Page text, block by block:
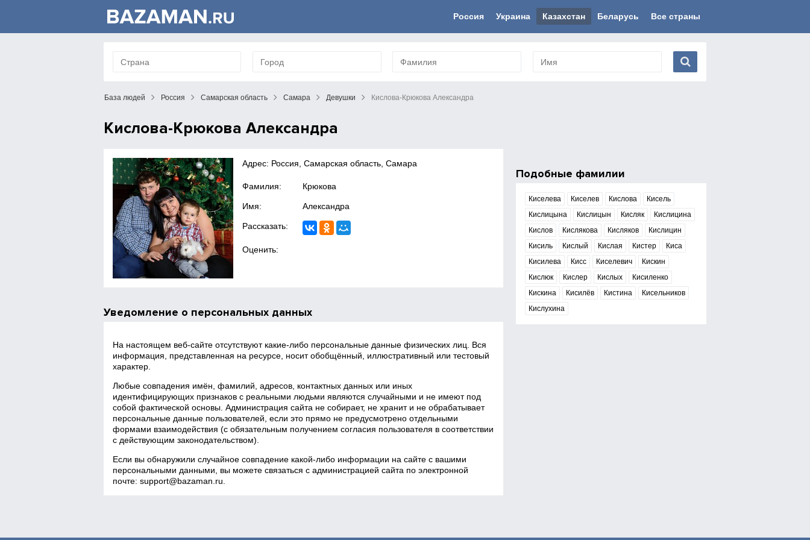
Россия Украина Казахстан Беларусь Все страны
База людей Россия Самарская область Самара Девушки Кислова-Крюкова Александра
Кислова-Крюкова Александра
Адрес: Россия, Самарская область, Самара
Фамилия: Крюкова
Имя: Александра
Рассказать:
Оценить:
Уведомление о персональных данных
На настоящем веб‑сайте отсутствуют какие‑либо персональные данные физических лиц. Вся
информация, представленная на ресурсе, носит обобщённый, иллюстративный или тестовый
характер.
Любые совпадения имён, фамилий, адресов, контактных данных или иных
идентифицирующих признаков с реальными людьми являются случайными и не имеют под
собой фактической основы. Администрация сайта не собирает, не хранит и не обрабатывает
персональные данные пользователей, если это прямо не предусмотрено отдельными
формами взаимодействия (с обязательным получением согласия пользователя в соответствии
с действующим законодательством).
Если вы обнаружили случайное совпадение какой‑либо информации на сайте с вашими
персональными данными, вы можете связаться с администрацией сайта по электронной
почте:support@bazaman.ru
Подобные фамилии
Киселева Киселев Кислова
Кисель
Кислицына
Кислицын Кисляк
Кислицина
Кислов
Кислякова Кисляков
Кислицин
Кисиль
Кислый Кислая Кистер
Киса
Кисилева
Кисс Киселевич
Кискин
Кислюк
Кислер Кислых
Кисиленко
Кискина
Кисилёв Кистина
Кисельников
Кислухина